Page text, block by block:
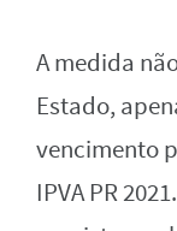
A medida
Estado,
vencimento
IPVA PR